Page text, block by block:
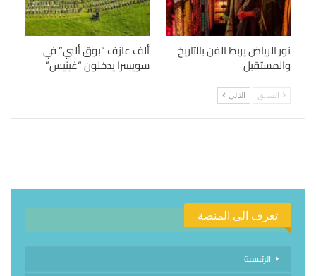
نور الرياض يربط الفن بالتاريخ
والمستقبل
ألف عازف “بوق ألبي” في
سويسرا يدخلون “غينيس”
السابق التالي
تعرف الى المنصة
الرئيسية